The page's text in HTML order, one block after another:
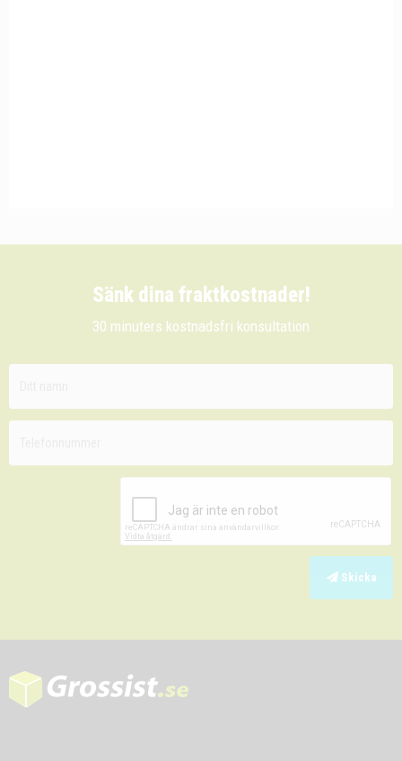
Sänk dina fraktkostnader!
30 minuters kostnadsfri konsultation
Skicka